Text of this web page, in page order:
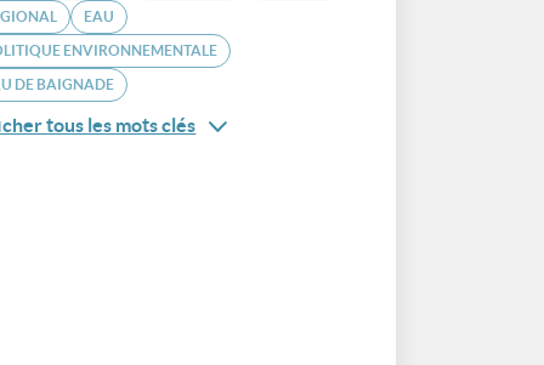
EAU
ENVIRONNEMENTALE
DE BAIGNADE
tous les mots clés